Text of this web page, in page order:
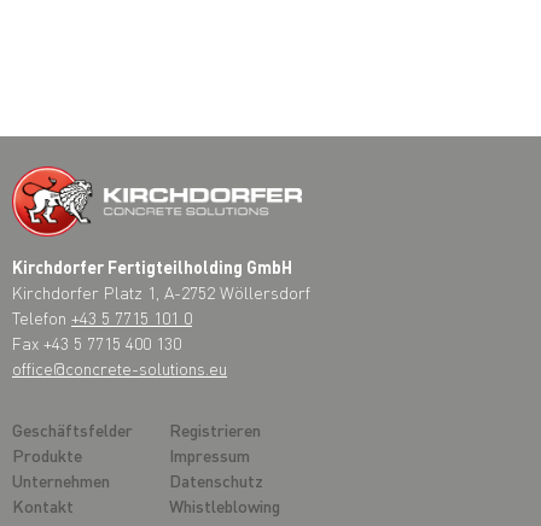
Kirchdorfer Fertigteilholding GmbH
Kirchdorfer Platz 1, A-2752 Wöllersdorf
Telefon +43 5 7715 101 0
Fax +43 5 7715 400 130
office@concrete-solutions.eu
Geschäftsfelder
Produkte
Unternehmen
Kontakt
Registrieren
Impressum
Datenschutz
Whistleblowing